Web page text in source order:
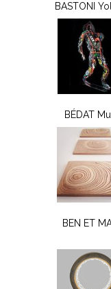
BASTONI
BÉDAT
BEN ET